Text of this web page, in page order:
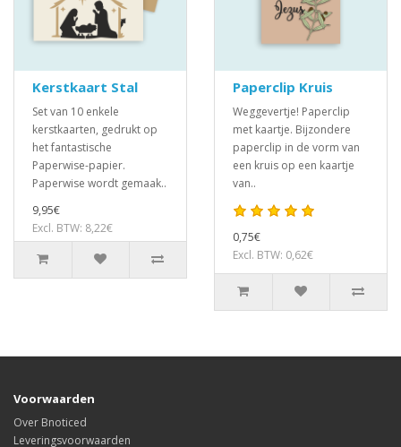
Kerstkaart Stal
Set van 10 enkele
kerstkaarten, gedrukt op
het fantastische
Paperwise-papier.
Paperwise wordt gemaak..
9,95€
Excl. BTW: 8,22€
Paperclip Kruis
Weggevertje! Paperclip
met kaartje. Bijzondere
paperclip in de vorm van
een kruis op een kaartje
van..
0,75€
Excl. BTW: 0,62€
Voorwaarden
Over Bnoticed
Leveringsvoorwaarden